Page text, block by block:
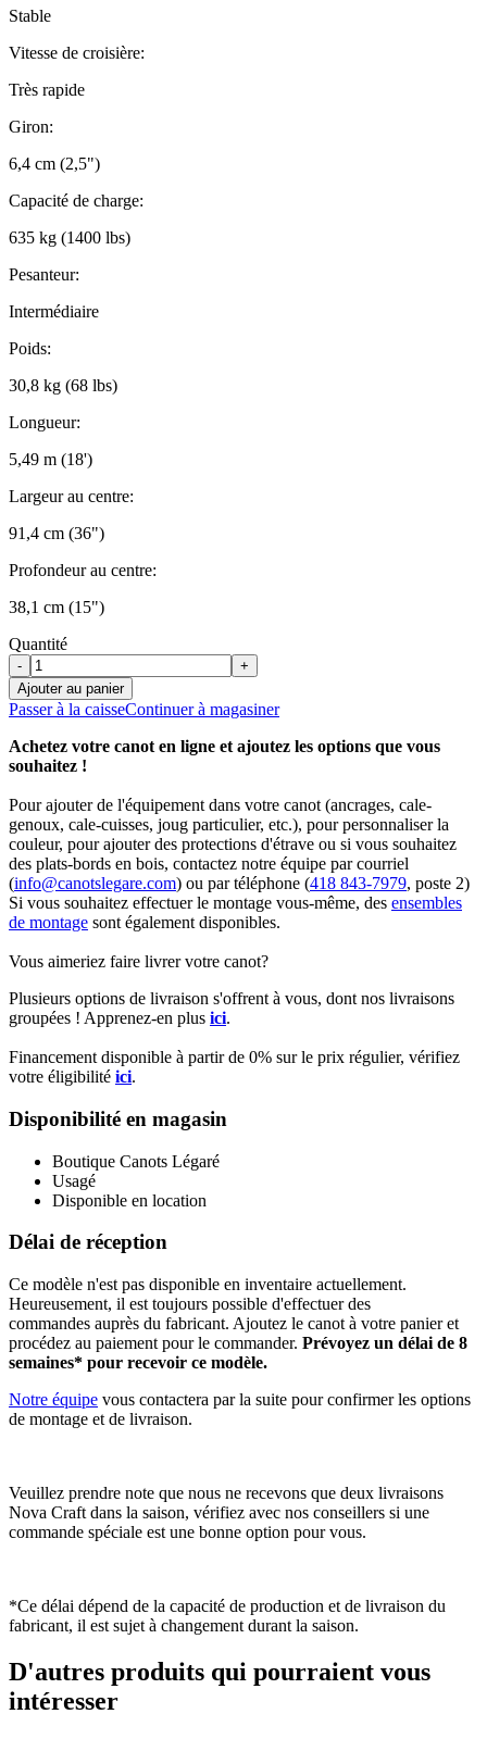
Stable
Vitesse de croisière:
Très rapide
Giron:
6,4 cm (2,5")
Capacité de charge:
635 kg (1400 lbs)
Pesanteur:
Intermédiaire
Poids:
30,8 kg (68 lbs)
Longueur:
5,49 m (18')
Largeur au centre:
91,4 cm (36")
Profondeur au centre:
38,1 cm (15")
Quantité
-
+
Ajouter au panier
Passer à la caisseContinuer à magasiner
Achetez votre canot en ligne et ajoutez les options que vous
souhaitez !
Pour ajouter de l'équipement dans votre canot (ancrages, cale-
genoux, cale-cuisses, joug particulier, etc.), pour personnaliser la
couleur, pour ajouter des protections d'étrave ou si vous souhaitez
des plats-bords en bois, contactez notre équipe par courriel
(info@canotslegare.com) ou par téléphone (418 843-7979, poste 2)
Si vous souhaitez effectuer le montage vous-même, des ensembles
de montage sont également disponibles.
Vous aimeriez faire livrer votre canot?
Plusieurs options de livraison s'offrent à vous, dont nos livraisons
groupées ! Apprenez-en plus ici.
Financement disponible à partir de 0% sur le prix régulier, vérifiez
votre éligibilité ici.
Disponibilité en magasin
Boutique Canots Légaré
Usagé
Disponible en location
Délai de réception
Ce modèle n'est pas disponible en inventaire actuellement.
Heureusement, il est toujours possible d'effectuer des
commandes auprès du fabricant. Ajoutez le canot à votre panier et
procédez au paiement pour le commander. Prévoyez un délai de 8
semaines* pour recevoir ce modèle.
Notre équipe vous contactera par la suite pour confirmer les options
de montage et de livraison.
Veuillez prendre note que nous ne recevons que deux livraisons
Nova Craft dans la saison, vérifiez avec nos conseillers si une
commande spéciale est une bonne option pour vous.
*Ce délai dépend de la capacité de production et de livraison du
fabricant, il est sujet à changement durant la saison.
D'autres produits qui pourraient vous
intéresser